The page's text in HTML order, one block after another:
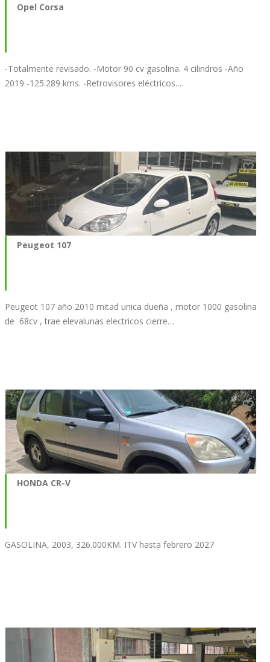
Opel Corsa
-Totalmente revisado. -Motor 90 cv gasolina. 4 cilindros -Año
2019 -125.289 kms. -Retrovisores eléctricos.…
Peugeot 107
Peugeot 107 año 2010 mitad unica dueña , motor 1000 gasolina
de 68cv , trae elevalunas electricos cierre…
HONDA CR-V
GASOLINA, 2003, 326.000KM. ITV hasta febrero 2027